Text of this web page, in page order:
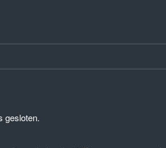
gesloten.